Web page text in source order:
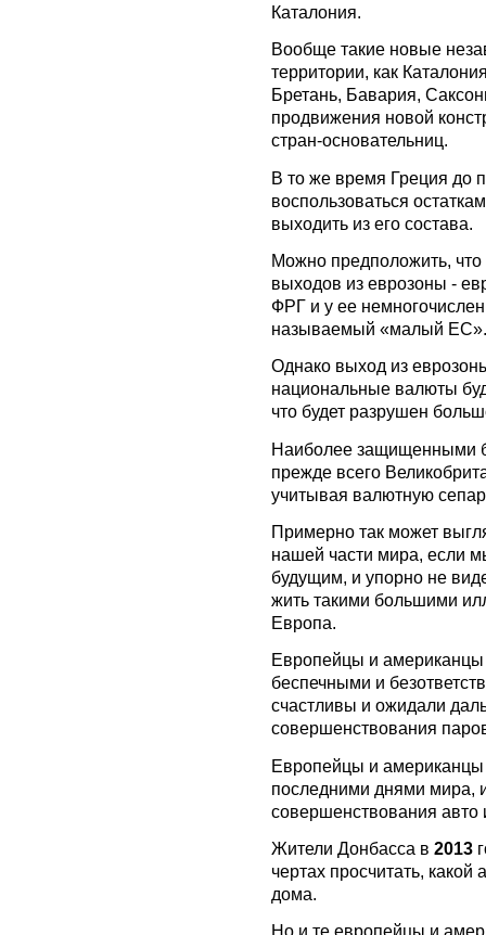
Каталония.
Вообще такие новые
территории, как
Бретань, Бавария,
продвижения новой
стран-основательниц.
В то же время Греция до
воспользоваться
выходить из его состава.
Можно предположить, что
выходов из еврозоны -
ФРГ и у ее
называемый «малый ЕС».
Однако выход из
национальные валюты
что будет разрушен
Наиболее защищенными
прежде всего
учитывая валютную
Примерно так может
нашей части мира, если
будущим, и упорно не
жить такими большими
Европа.
Европейцы и
беспечными и
счастливы и ожидали
совершенствования
Европейцы и
последними днями мира,
совершенствования авто
Жители Донбасса в 2013
чертах просчитать,
дома.
Но и те европейцы и